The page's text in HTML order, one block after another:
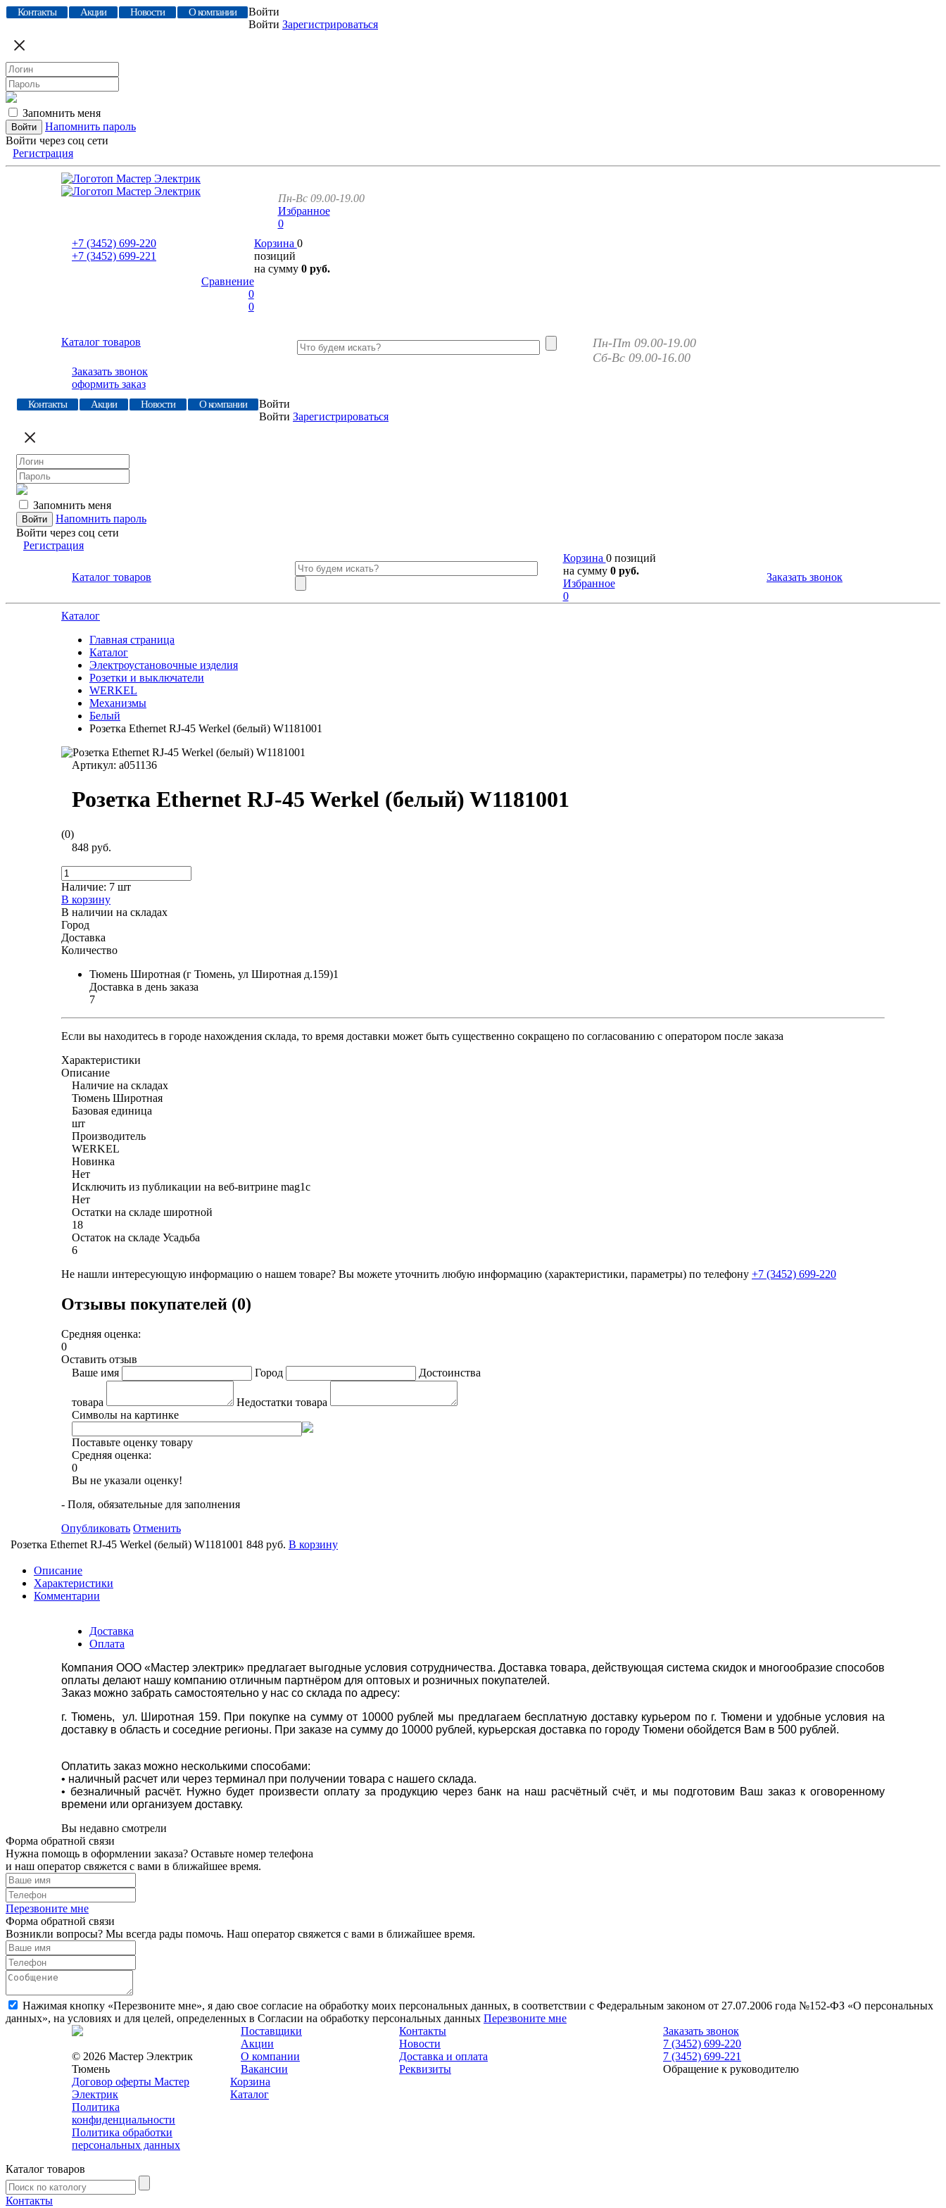
Контакты Акции Новости О компании
Войти
Войти Зарегистрироваться
Запомнить меня
Напомнить пароль
Войти через соц сети
Регистрация
Пн-Вс 09.00-19.00
Избранное
0
+7 (3452) 699-220
+7 (3452) 699-221
Корзина 0
позиций
на сумму 0 руб.
Сравнение
0
0
Каталог товаров
Пн-Пт 09.00-19.00
Сб-Вс 09.00-16.00
Заказать звонок
оформить заказ
Контакты Акции Новости О компании
Войти
Войти Зарегистрироваться
Запомнить меня
Напомнить пароль
Войти через соц сети
Регистрация
Каталог товаров
Корзина 0 позиций
на сумму 0 руб.
Избранное
0
Заказать звонок
Каталог
Главная страница
Каталог
Электроустановочные изделия
Розетки и выключатели
WERKEL
Механизмы
Белый
Розетка Ethernet RJ-45 Werkel (белый) W1181001
Артикул: a051136
Розетка Ethernet RJ-45 Werkel (белый) W1181001
(0)
848 руб.
Наличие: 7 шт
В корзину
В наличии на складах
Город
Доставка
Количество
Тюмень Широтная (г Тюмень, ул Широтная д.159)1
Доставка в день заказа
7
Если вы находитесь в городе нахождения склада, то время доставки может быть существенно сокращено по согласованию с оператором после заказа
Характеристики
Описание
Наличие на складах
Тюмень Широтная
Базовая единица
шт
Производитель
WERKEL
Новинка
Нет
Исключить из публикации на веб-витрине mag1c
Нет
Остатки на складе широтной
18
Остаток на складе Усадьба
6
Не нашли интересующую информацию о нашем товаре? Вы можете уточнить любую информацию (характеристики, параметры) по телефону +7 (3452) 699-220
Отзывы покупателей (0)
Средняя оценка:
0
Оставить отзыв
Ваше имя
Город Достоинства
товара
Недостатки товара
Символы на картинке
Поставьте оценку товару
Средняя оценка:
0
Вы не указали оценку!
- Поля, обязательные для заполнения
Опубликовать Отменить
Розетка Ethernet RJ-45 Werkel (белый) W1181001 848 руб. В корзину
Описание
Характеристики
Комментарии
Доставка
Оплата
Компания ООО «Мастер электрик» предлагает выгодные условия сотрудничества. Доставка товара, действующая система скидок и многообразие способов
оплаты делают нашу компанию отличным партнёром для оптовых и розничных покупателей.
Заказ можно забрать самостоятельно у нас со склада по адресу:
г. Тюмень, ул. Широтная 159. При покупке на сумму от 10000 рублей мы предлагаем бесплатную доставку курьером по г. Тюмени и удобные условия на
доставку в область и соседние регионы. При заказе на сумму до 10000 рублей, курьерская доставка по городу Тюмени обойдется Вам в 500 рублей.
Оплатить заказ можно несколькими способами:
• наличный расчет или через терминал при получении товара с нашего склада.
• безналичный расчёт. Нужно будет произвести оплату за продукцию через банк на наш расчётный счёт, и мы подготовим Ваш заказ к оговоренному
времени или организуем доставку.
Вы недавно смотрели
Форма обратной связи
Нужна помощь в оформлении заказа? Оставьте номер телефона
и наш оператор свяжется с вами в ближайшее время.
Перезвоните мне
Форма обратной связи
Возникли вопросы? Мы всегда рады помочь. Наш оператор свяжется с вами в ближайшее время.
Нажимая кнопку «Перезвоните мне», я даю свое согласие на обработку моих персональных данных, в соответствии с Федеральным законом от 27.07.2006 года №152-ФЗ «О персональных
данных», на условиях и для целей, определенных в Согласии на обработку персональных данных Перезвоните мне
© 2026 Мастер Электрик
Тюмень
Договор оферты Мастер
Электрик
Политика
конфиденциальности
Политика обработки
персональных данных
Поставщики
Контакты
Акции
Новости
О компании
Доставка и оплата
Вакансии
Реквизиты
Заказать звонок
7 (3452) 699-220
7 (3452) 699-221
Обращение к руководителю
Корзина
Каталог
Каталог товаров
Контакты